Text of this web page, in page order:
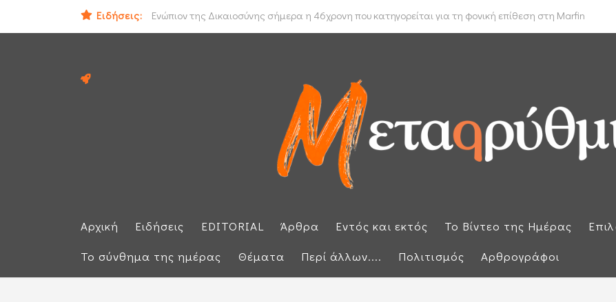
Ειδήσεις:
Ενώπιον της Δικαιοσύνης σήμερα η 46χρονη που κατηγορείται για τη φονική επίθεση στη Marfin
Ιράν και Ομάν συμφώνησαν για νέο δρομολόγιο πλοίων που θέλουν να διασχίσουν τα Στενά του Ορμούζ
Αρχική Ειδήσεις EDITORIAL Άρθρα Εντός και εκτός Το Βίντεο της Ημέρας
Το σύνθημα της ημέρας
Θέματα Περί άλλων.... Πολιτισμός Αρθρογράφοι